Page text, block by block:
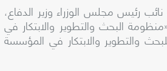
رئيس مجلس الوزراء وزير الدفاع،
البحث والتطوير والابتكار في
والتطوير والابتكار في المؤسسة